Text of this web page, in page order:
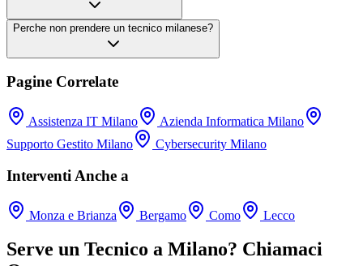
Perche non prendere un tecnico milanese?
Pagine Correlate
Assistenza IT Milano
Azienda Informatica Milano
Supporto Gestito Milano
Cybersecurity Milano
Interventi Anche a
Monza e Brianza Bergamo Como Lecco
Serve un Tecnico a Milano? Chiamaci